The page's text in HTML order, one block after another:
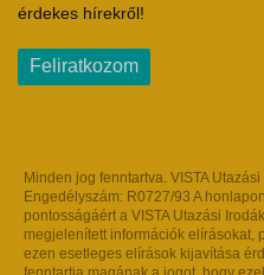
érdekes hírekről!
Feliratkozom
Minden jog fenntartva. VISTA
Engedélyszám: R0727/93 A
pontosságáért a VISTA Utazási
megjelenített információk elírásokat,
ezen esetleges elírások kijavítása